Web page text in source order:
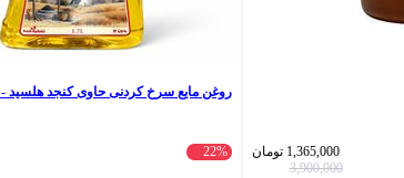
1,365,000 تومان
3,900,000
روغن مایع سرخ کردنی حاوی کنجد هلسید - ۱۷۰۰ میلی لیتر
22%